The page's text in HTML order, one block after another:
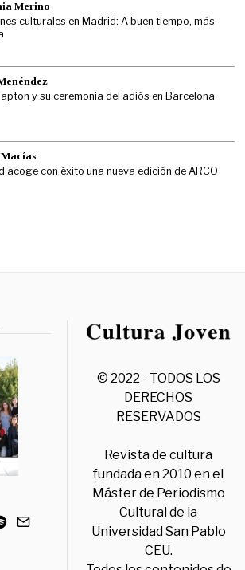
Merino
culturales en Madrid: A buen tiempo, más
y su ceremonia del adiós en Barcelona
acoge con éxito una nueva edición de ARCO
© 2022 - TODOS LOS
DERECHOS
RESERVADOS
Revista de cultura
fundada en 2010 en el
Máster de Periodismo
Cultural de la
Universidad San Pablo
CEU.